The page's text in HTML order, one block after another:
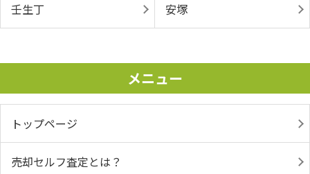
壬生丁 安塚
メニュー
トップページ
売却セルフ査定とは？